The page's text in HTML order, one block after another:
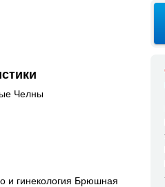
Челны
и гинекология Брюшная